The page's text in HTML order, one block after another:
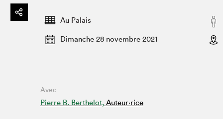
Se rendre au Salon
Restauration
SLM PRO
Liste des
Liste des
Projets partenaires
Au Palais
Dimanche 28 novembre 2021
Avec
Pierre B. Berthelot, Auteur·rice